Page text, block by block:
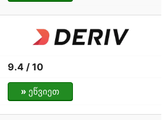
9.4 / 10
» ეწვიეთ